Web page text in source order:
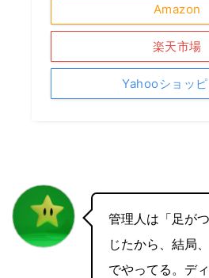
Amazon
楽天市場
Yahooショッ
管理人は「足が
じたから、結局
でやってる。デ